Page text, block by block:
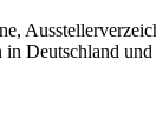
Deutschland und